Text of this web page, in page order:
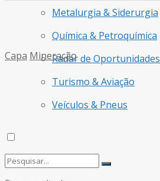
Metalurgia & Siderurgia
Química & Petroquímica
Radar de Oportunidades
Turismo & Aviação
Veículos & Pneus
Capa Mineração